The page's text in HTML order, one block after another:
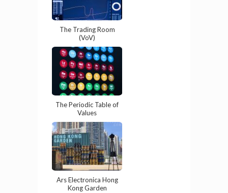
The Trading Room
(VoV)
The Periodic Table of
Values
Ars Electronica Hong
Kong Garden